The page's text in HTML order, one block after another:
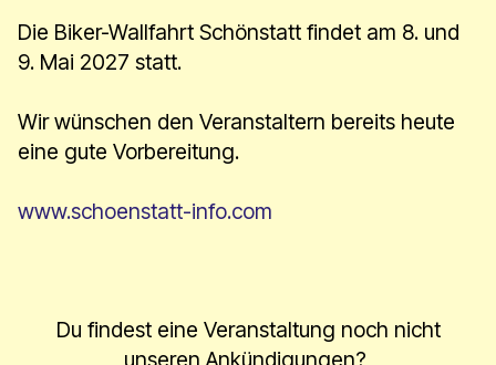
Die Biker-Wallfahrt Schönstatt findet am 8. und
9. Mai 2027 statt.
Wir wünschen den Veranstaltern bereits heute
eine gute Vorbereitung.
www.schoenstatt-info.com
Du findest eine Veranstaltung noch nicht
unseren Ankündigungen?